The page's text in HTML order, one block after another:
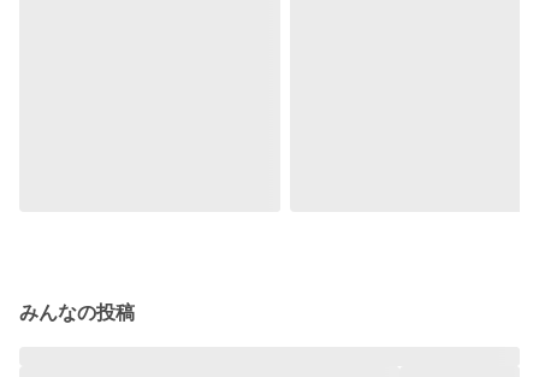
みんなの投稿